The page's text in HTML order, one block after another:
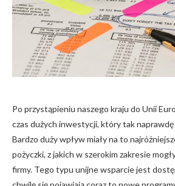
Po przystąpieniu naszego kraju do Unii
czas dużych inwestycji, który tak naprawdę
Bardzo duży wpływ miały na to
pożyczki, z jakich w szerokim zakresie
firmy. Tego typu unijne wsparcie jest